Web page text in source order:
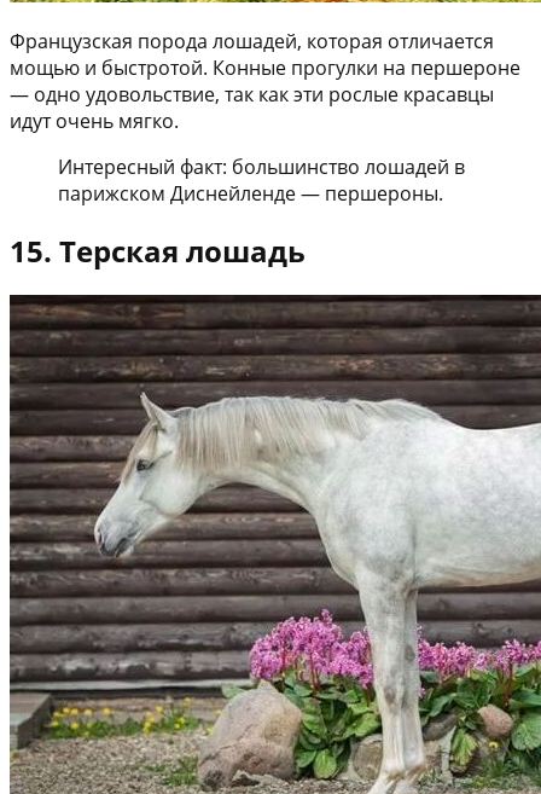
Французская порода лошадей, которая отличается
мощью и быстротой. Конные прогулки на першероне
— одно удовольствие, так как эти рослые красавцы
идут очень мягко.
Интересный факт: большинство лошадей в
парижском Диснейленде — першероны.
15. Терская лошадь